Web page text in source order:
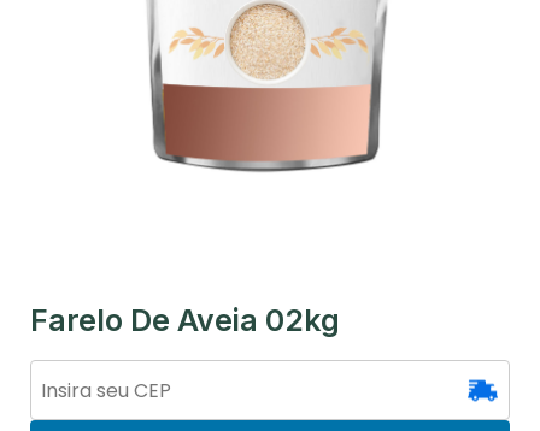
Farelo De Aveia 02kg